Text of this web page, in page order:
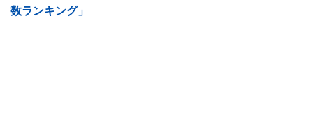
数ランキング」